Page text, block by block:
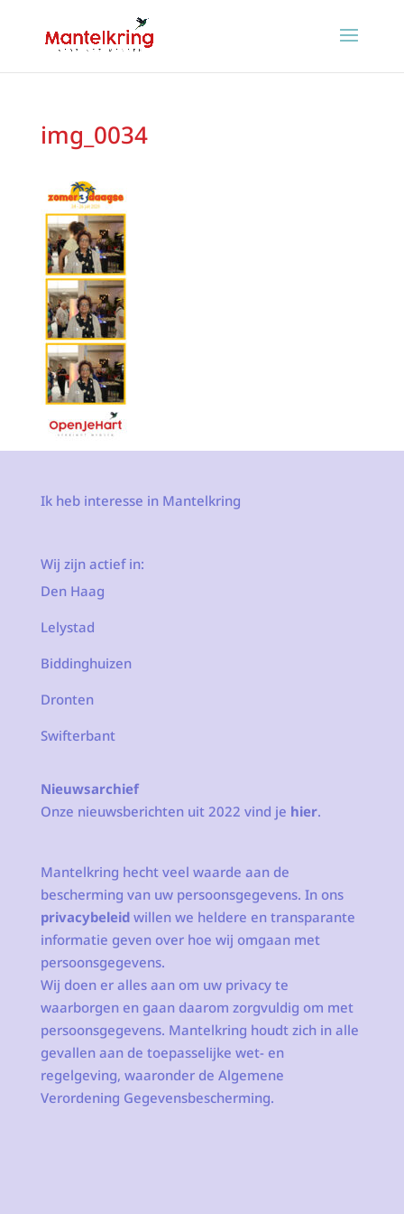
img_0034
Ik heb interesse in Mantelkring
Wij zijn actief in:
Den Haag
Lelystad
Biddinghuizen
Dronten
Swifterbant
Nieuwsarchief
Onze nieuwsberichten uit 2022 vind je hier.
Mantelkring hecht veel waarde aan de
bescherming van uw persoonsgegevens. In ons
privacybeleidwillen we heldere en transparante
informatie geven over hoe wij omgaan met
persoonsgegevens.
Wij doen er alles aan om uw privacy te
waarborgen en gaan daarom zorgvuldig om met
persoonsgegevens. Mantelkring houdt zich in alle
gevallen aan de toepasselijke wet- en
regelgeving, waaronder de Algemene
Verordening Gegevensbescherming.